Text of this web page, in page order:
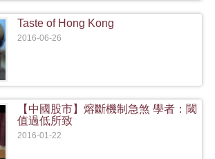
Taste of Hong Kong
2016-06-26
【中國股市】熔斷機制急煞 學者：閾
值過低所致
2016-01-22